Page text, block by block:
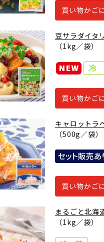
買い物かご
豆サラダイタ
（1kg／袋）
買い物かご
キャロットラ
（500g／袋）
買い物かご
まるごと北海
（1kg／袋）